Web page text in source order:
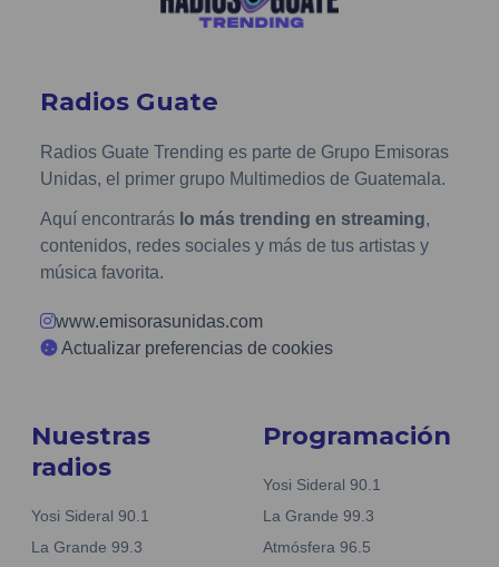
Radios Guate
Radios Guate Trending es parte de Grupo Emisoras
Unidas, el primer grupo Multimedios de Guatemala.
Aquí encontrarás lo más trending en streaming,
contenidos, redes sociales y más de tus artistas y
música favorita.
www.emisorasunidas.com
Actualizar preferencias de cookies
Nuestras
radios
Yosi Sideral 90.1
La Grande 99.3
Programación
Yosi Sideral 90.1
La Grande 99.3
Atmósfera 96.5